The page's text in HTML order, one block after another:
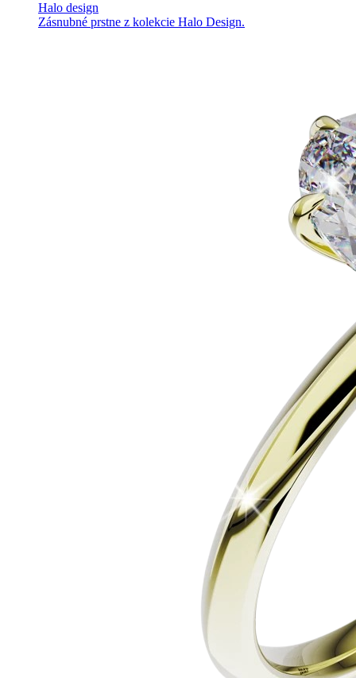
Halo design
Zásnubné prstne z kolekcie Halo Design.